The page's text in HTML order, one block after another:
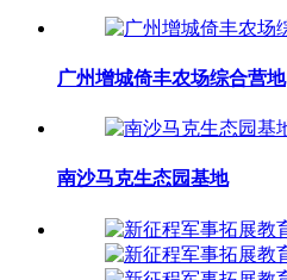
广州增城倚丰农场综合营地
南沙马克生态园基地